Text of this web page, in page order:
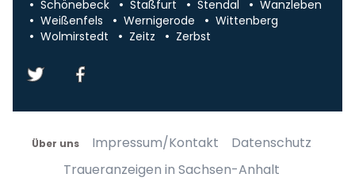
Schönebeck
Staßfurt Stendal
Wanzleben
Weißenfels
Wernigerode
Wittenberg
Wolmirstedt
Zeitz Zerbst
Über uns Impressum/Kontakt
Datenschutz
Traueranzeigen in Sachsen-Anhalt